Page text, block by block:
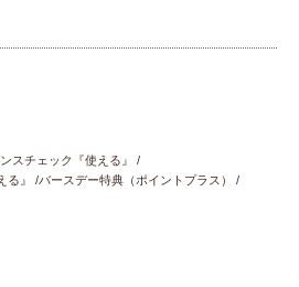
スチェック『使える』
』
バースデー特典（ポイントプラス）